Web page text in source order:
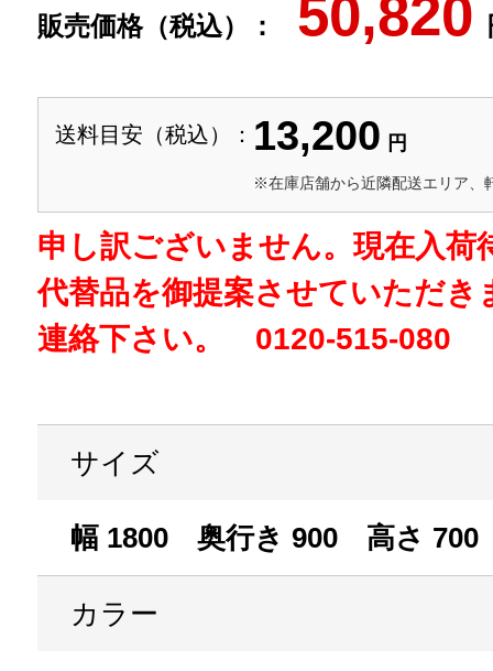
販売価格（税込）： 50,820
送料目安（税込）： 13,200 円
※在庫店舗から近隣配送エリア、
申し訳ございません。現在入荷
代替品を御提案させていただき
連絡下さい。 0120-515-080
サイズ
幅 1800 奥行き 900 高さ 700
カラー